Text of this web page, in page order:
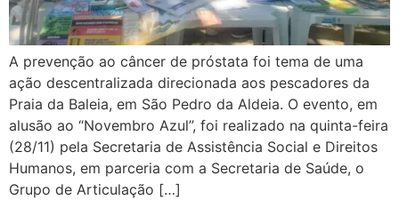
A prevenção ao câncer de próstata foi tema de uma
ação descentralizada direcionada aos pescadores da
Praia da Baleia, em São Pedro da Aldeia. O evento, em
alusão ao “Novembro Azul”, foi realizado na quinta-feira
(28/11) pela Secretaria de Assistência Social e Direitos
Humanos, em parceria com a Secretaria de Saúde, o
Grupo de Articulação […]